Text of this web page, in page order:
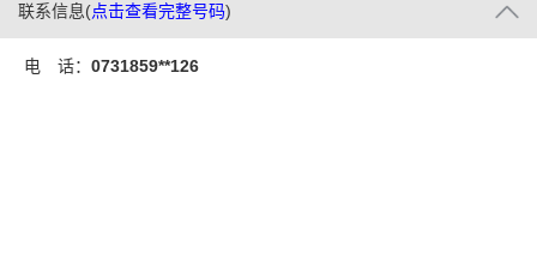
联系信息(点击查看完整号码)
电 话： 0731859**126